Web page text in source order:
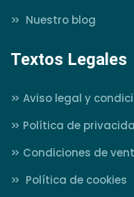
>>
Nuestro blog
Textos Legales
>> Aviso legal y
>> Política de
>> Condiciones de
>>
Política de cookies